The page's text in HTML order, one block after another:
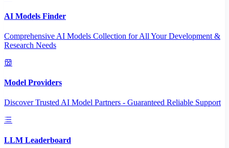
AI Models Finder
Comprehensive AI Models Collection for All Your Development &
Research Needs
Model Providers
Discover Trusted AI Model Partners - Guaranteed Reliable Support
LLM Leaderboard